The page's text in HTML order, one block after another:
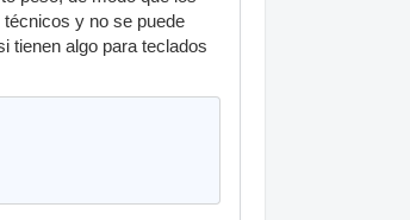
y no se puede
tienen algo para teclados